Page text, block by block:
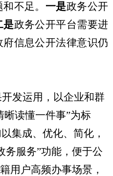
不足。 一是政务公开
是政务公开平台需要进
府信息公开法律意识仍
开发运用 ， 以企业和群
晰读懂一件事”为标
集成、优化、简化 ，
务服务”功能，便于公
用户高频办事场景，